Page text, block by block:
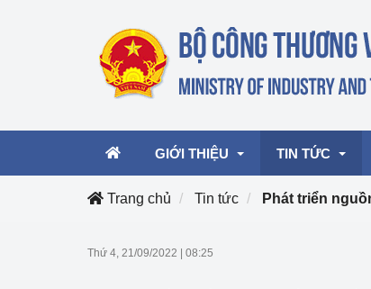
GIỚI THIỆU TIN TỨC
Trang chủ Tin tức Phát triển
Thứ 4, 21/09/2022 08:25